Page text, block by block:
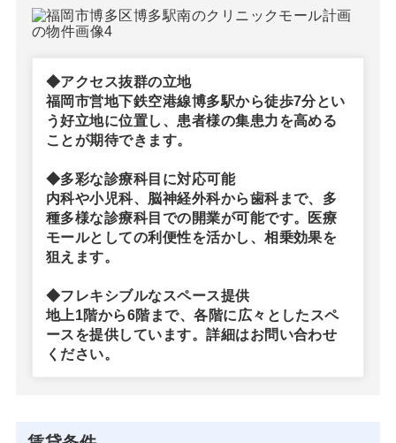
◆アクセス抜群の立地
福岡市営地下鉄空港線博多駅から徒歩7分とい
う好立地に位置し、患者様の集患力を高める
ことが期待できます。
◆多彩な診療科目に対応可能
内科や小児科、脳神経外科から歯科まで、多
種多様な診療科目での開業が可能です。医療
モールとしての利便性を活かし、相乗効果を
狙えます。
◆フレキシブルなスペース提供
地上1階から6階まで、各階に広々としたスペ
ースを提供しています。詳細はお問い合わせ
ください。